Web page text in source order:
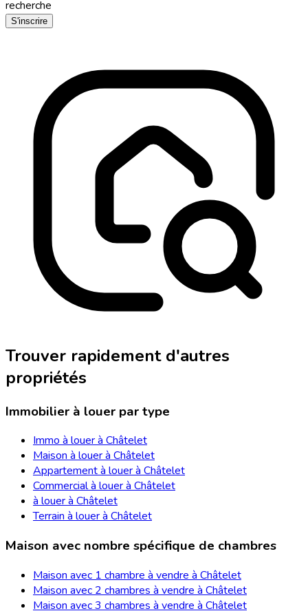
recherche
S'inscrire
Trouver rapidement d'autres
propriétés
Immobilier à louer par type
Immo à louer à Châtelet
Maison à louer à Châtelet
Appartement à louer à Châtelet
Commercial à louer à Châtelet
à louer à Châtelet
Terrain à louer à Châtelet
Maison avec nombre spécifique de chambres
Maison avec 1 chambre à vendre à Châtelet
Maison avec 2 chambres à vendre à Châtelet
Maison avec 3 chambres à vendre à Châtelet